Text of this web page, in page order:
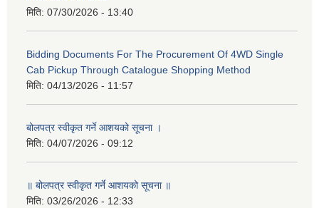
मिति: 07/30/2026 - 13:40
Bidding Documents For The Procurement Of 4WD Single
Cab Pickup Through Catalogue Shopping Method
मिति: 04/13/2026 - 11:57
बोलपत्र स्वीकृत गर्ने आशयको सूचना ।
मिति: 04/07/2026 - 09:12
॥ बोलपत्र स्वीकृत गर्ने आशयको सूचना ॥
मिति: 03/26/2026 - 12:33